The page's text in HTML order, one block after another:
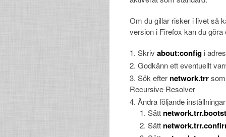
Om du gillar risker i livet så
version i Firefox kan du göra
Skriv about:config i
Godkänn ett eventuellt
Sök efter network.trr
Recursive Resolver
Ändra följande
Sätt
Sätt